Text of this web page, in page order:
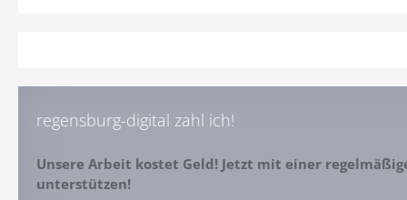
regensburg-digital zahl ich!
Unsere Arbeit kostet Geld! Jetzt mit einer
unterstützen!